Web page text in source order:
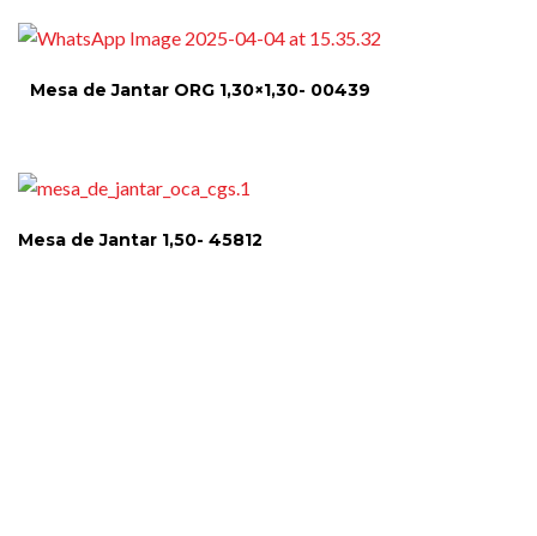
Mesa de Jantar ORG 1,30×1,30- 00439
Mesa de Jantar 1,50- 45812